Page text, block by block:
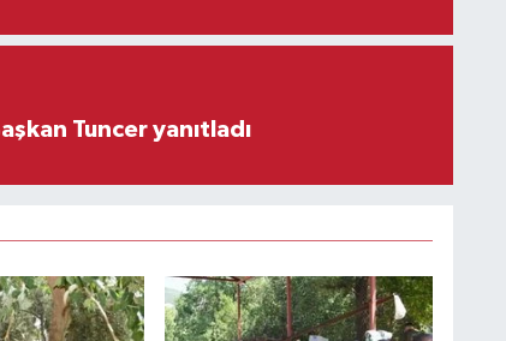
Tuncer yanıtladı